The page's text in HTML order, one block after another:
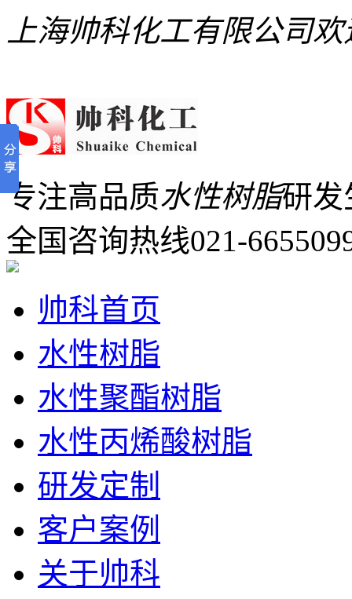
上海帅科化工有限公司欢
专注高品质水性树脂研发
全国咨询热线021-
帅科首页
水性树脂
水性聚酯树脂
水性丙烯酸树脂
研发定制
客户案例
关于帅科